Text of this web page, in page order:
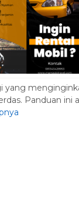
yang
Panduan
Paket